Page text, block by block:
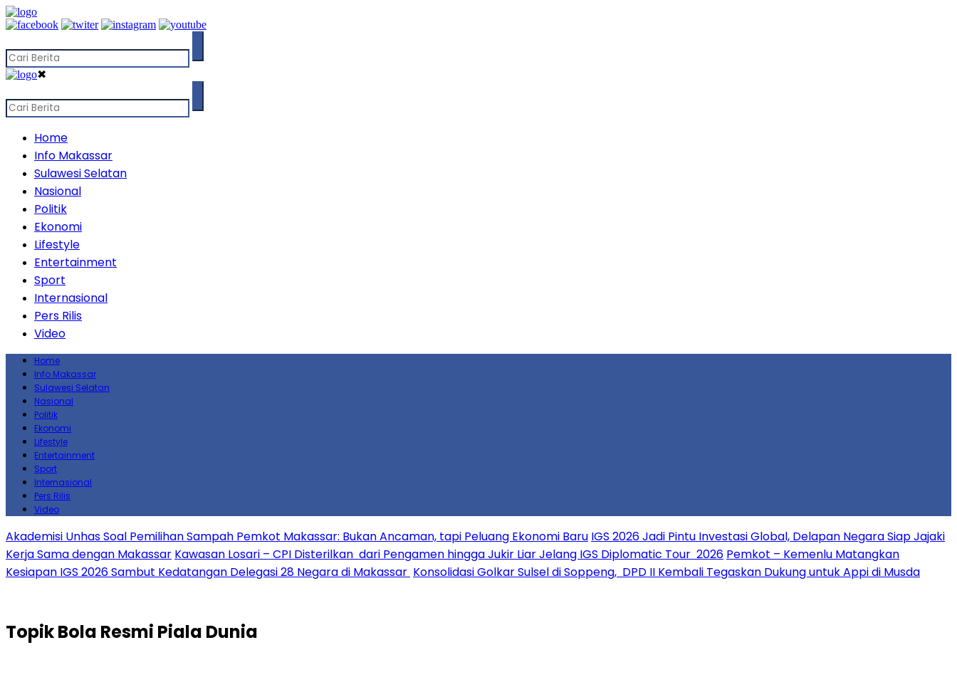
✖
Home
Info Makassar
Sulawesi Selatan
Nasional
Politik
Ekonomi
Lifestyle
Entertainment
Sport
Internasional
Pers Rilis
Video
Home
Info Makassar
Sulawesi Selatan
Nasional
Politik
Ekonomi
Lifestyle
Entertainment
Sport
Internasional
Pers Rilis
Video
Akademisi Unhas Soal Pemilihan Sampah Pemkot Makassar: Bukan Ancaman, tapi Peluang Ekonomi Baru IGS 2026 Jadi Pintu Investasi Global, Delapan Negara Siap Jajaki
Kerja Sama dengan Makassar Kawasan Losari – CPI Disterilkan dari Pengamen hingga Jukir Liar Jelang IGS Diplomatic Tour 2026 Pemkot – Kemenlu Matangkan
Kesiapan IGS 2026 Sambut Kedatangan Delegasi 28 Negara di Makassar Konsolidasi Golkar Sulsel di Soppeng, DPD II Kembali Tegaskan Dukung untuk Appi di Musda
TopikBola Resmi Piala Dunia